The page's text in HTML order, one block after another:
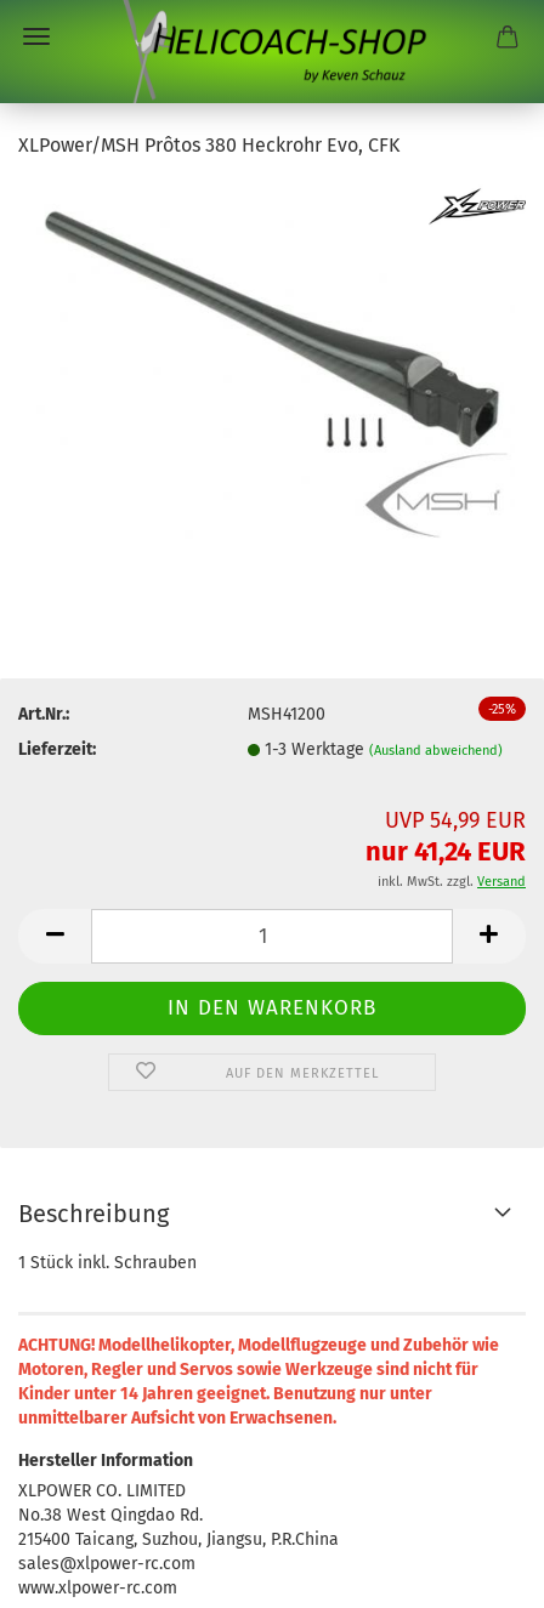
XLPower/MSH Prôtos 380 Heckrohr Evo, CFK
-25%
Art.Nr.:
MSH41200
Lieferzeit:
1-3 Werktage(Ausland abweichend)
UVP 54,99 EUR
nur 41,24 EUR
inkl. MwSt. zzgl. Versand
AUF DEN MERKZETTEL
Beschreibung
1 Stück inkl. Schrauben
ACHTUNG! Modellhelikopter, Modellflugzeuge und Zubehör wie
Motoren, Regler und Servos sowie Werkzeuge sind nicht für
Kinder unter 14 Jahren geeignet. Benutzung nur unter
unmittelbarer Aufsicht von Erwachsenen.
Hersteller Information
XLPOWER CO. LIMITED
No.38 West Qingdao Rd.
215400 Taicang, Suzhou, Jiangsu, P.R.China
sales@xlpower-rc.com
www.xlpower-rc.com